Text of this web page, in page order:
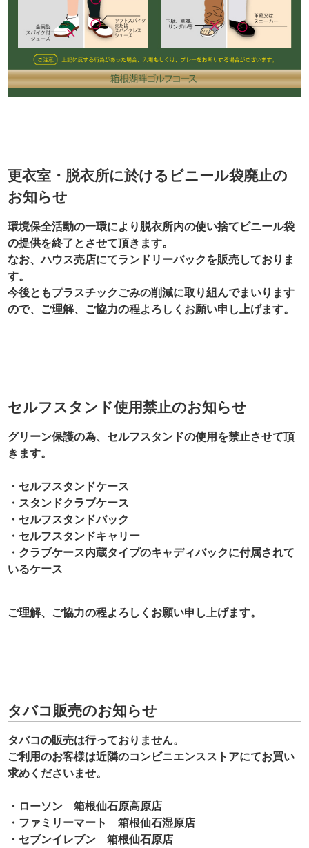
更衣室・脱衣所に於けるビニール袋廃止の
お知らせ
環境保全活動の一環により脱衣所内の使い捨てビニール袋
の提供を終了とさせて頂きます。
なお、ハウス売店にてランドリーバックを販売しておりま
す。
今後ともプラスチックごみの削減に取り組んでまいります
ので、ご理解、ご協力の程よろしくお願い申し上げます。
セルフスタンド使用禁止のお知らせ
グリーン保護の為、セルフスタンドの使用を禁止させて頂
きます。
・セルフスタンドケース
・スタンドクラブケース
・セルフスタンドバック
・セルフスタンドキャリー
・クラブケース内蔵タイプのキャディバックに付属されて
いるケース
ご理解、ご協力の程よろしくお願い申し上げます。
タバコ販売のお知らせ
タバコの販売は行っておりません。
ご利用のお客様は近隣のコンビニエンスストアにてお買い
求めくださいませ。
・ローソン 箱根仙石原高原店
・ファミリーマート 箱根仙石湿原店
・セブンイレブン 箱根仙石原店